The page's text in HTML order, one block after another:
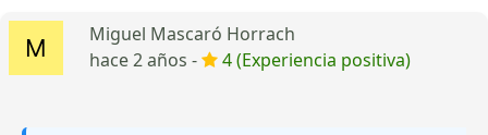
Miguel Mascaró Horrach
hace 2 años -
4 (Experiencia positiva)